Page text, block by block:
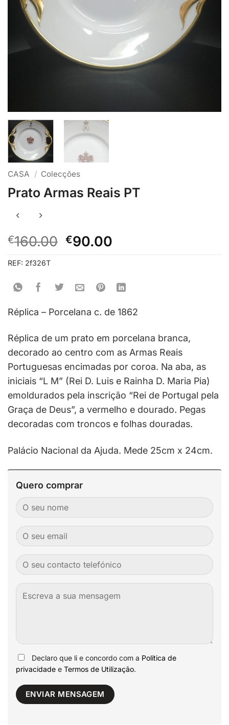
CASA / Colecções
Prato Armas Reais PT
€160.00 O
preço
era:
€160.00.
€90.00
preço
é:
€90.00.
REF: 2f326T
Réplica – Porcelana c. de 1862
Réplica de um prato em porcelana branca,
decorado ao centro com as Armas Reais
Portuguesas encimadas por coroa. Na aba, as
iniciais “L M” (Rei D. Luis e Rainha D. Maria Pia)
emoldurados pela inscrição “Rei de Portugal pela
Graça de Deus”, a vermelho e dourado. Pegas
decoradas com troncos e folhas douradas.
Palácio Nacional da Ajuda. Mede 25cm x 24cm.
Quero comprar
Declaro que li e concordo com a Política de
privacidade e Termos de Utilização.